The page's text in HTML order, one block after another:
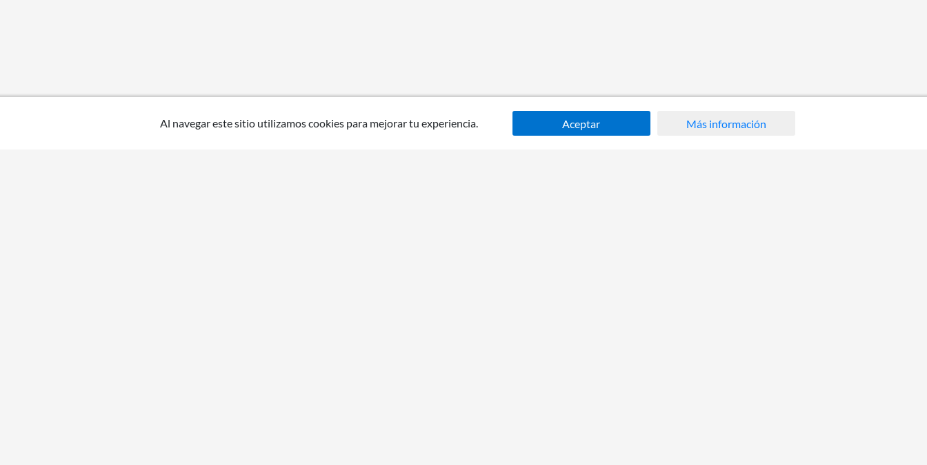
Al navegar este sitio utilizamos cookies para mejorar tu experiencia. Aceptar Más información